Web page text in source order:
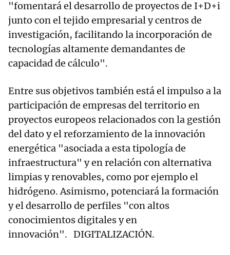
"fomentará el desarrollo de proyectos de I+D+i
junto con el tejido empresarial y centros de
investigación, facilitando la incorporación de
tecnologías altamente demandantes de
capacidad de cálculo".
Entre sus objetivos también está el impulso a la
participación de empresas del territorio en
proyectos europeos relacionados con la gestión
del dato y el reforzamiento de la innovación
energética "asociada a esta tipología de
infraestructura" y en relación con alternativa
limpias y renovables, como por ejemplo el
hidrógeno. Asimismo, potenciará la formación
y el desarrollo de perfiles "con altos
conocimientos digitales y en
innovación". DIGITALIZACIÓN.